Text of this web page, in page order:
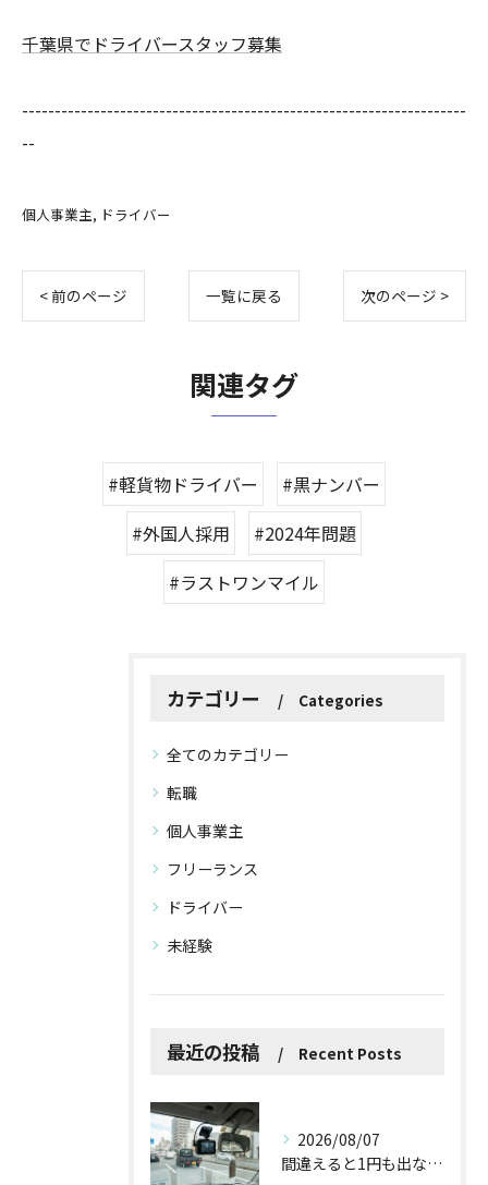
千葉県でドライバースタッフ募集
--------------------------------------------------------------------
--
個人事業主 ドライバー
< 前のページ 一覧に戻る 次のページ >
関連タグ
#軽貨物ドライバー
#黒ナンバー
#外国人採用
#2024年問題
#ラストワンマイル
カテゴリー Categories
全てのカテゴリー
転職
個人事業主
フリーランス
ドライバー
未経験
最近の投稿 Recent Posts
2026/08/07
間違えると1円も出ない！？ドラレコ補助金を使う前に知っておくべき3つの注意点